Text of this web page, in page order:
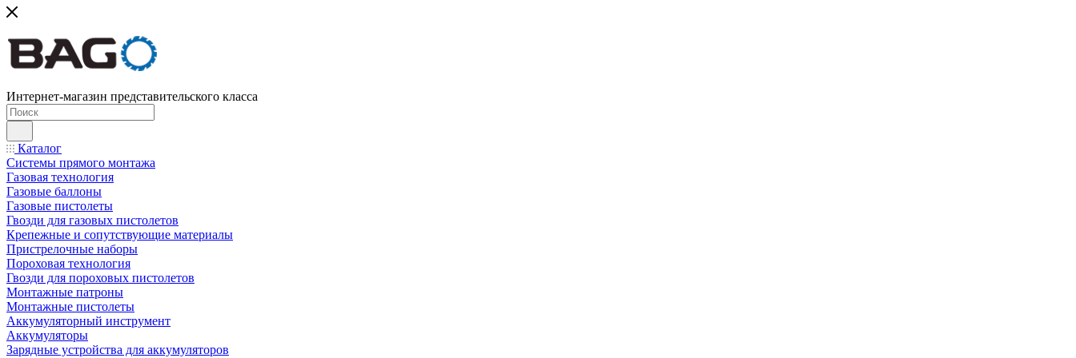
Интернет-магазин представительского класса
Каталог
Системы прямого монтажа
Газовая технология
Газовые баллоны
Газовые пистолеты
Гвозди для газовых пистолетов
Крепежные и сопутствующие материалы
Пристрелочные наборы
Пороховая технология
Гвозди для пороховых пистолетов
Монтажные патроны
Монтажные пистолеты
Аккумуляторный инструмент
Аккумуляторы
Зарядные устройства для аккумуляторов